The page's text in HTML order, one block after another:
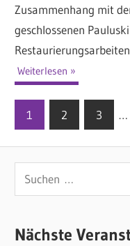
Zusammenhang mit
geschlossenen
Weiterlesen
der
Beiträge
1 2 3 …
u
h
Nächste